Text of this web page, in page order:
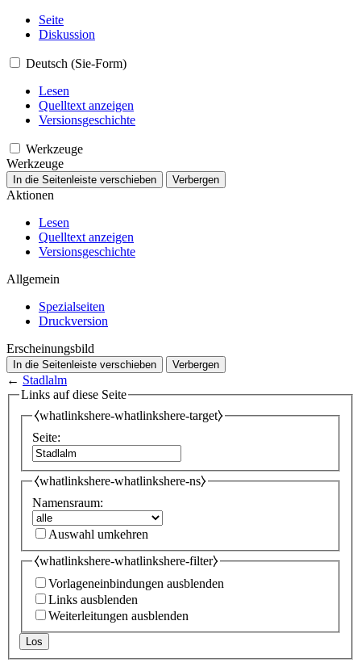
Seite
Diskussion
Deutsch (Sie-Form)
Lesen
Quelltext anzeigen
Versionsgeschichte
Werkzeuge
Werkzeuge
In die Seitenleiste verschieben Verbergen
Aktionen
Lesen
Quelltext anzeigen
Versionsgeschichte
Allgemein
Spezialseiten
Druckversion
Erscheinungsbild
In die Seitenleiste verschieben Verbergen
← Stadlalm
Links auf diese Seite
⧼whatlinkshere-whatlinkshere-target⧽
Seite:
⧼whatlinkshere-whatlinkshere-ns⧽
Namensraum:
Auswahl umkehren
⧼whatlinkshere-whatlinkshere-filter⧽
Vorlageneinbindungen ausblenden
Links ausblenden
Weiterleitungen ausblenden
Los